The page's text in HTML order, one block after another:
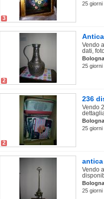
3
25
2
Vendo
dati,
Bologna
25
2
236
Vendo
Bologna
25
Vendo
Bologna
25